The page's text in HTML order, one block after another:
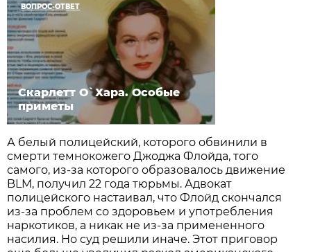
ВОПРОС-ОТВЕТ
Скарлетт О`Хара. Особые
приметы
А белый полицейский, которого обвинили в
смерти темнокожего Джоджа Флойда, того
самого, из-за которого образовалось движение
BLM, получил 22 года тюрьмы. Адвокат
полицейского настаивал, что Флойд скончался
из-за проблем со здоровьем и употребления
наркотиков, а никак не из-за примененного
насилия. Но суд решили иначе. Этот приговор